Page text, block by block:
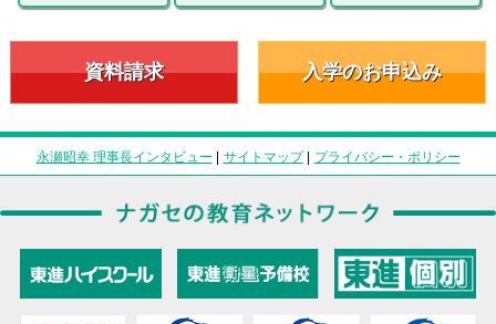
資料請求 入学のお申込み
永瀬昭幸 理事長インタビュー | サイトマップ| プライバシー・ポリシー